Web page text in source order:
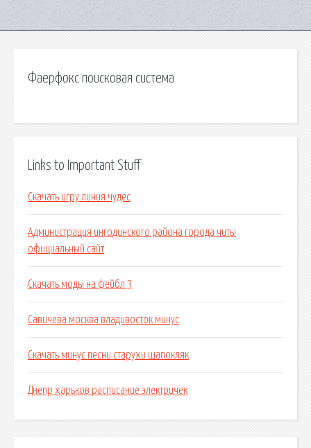
Фаерфокс поисковая система
Links to Important Stuff
Скачать игру линия чудес
Администрация ингодинского района города читы
официальный сайт
Скачать моды на фейбл 3
Савичева москва владивосток минус
Скачать минус песни старухи шапокляк
Днепр харьков расписание электричек